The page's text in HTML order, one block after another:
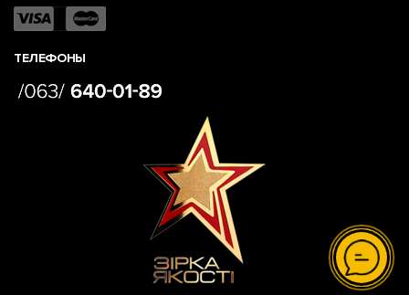
ТЕЛЕФОНЫ